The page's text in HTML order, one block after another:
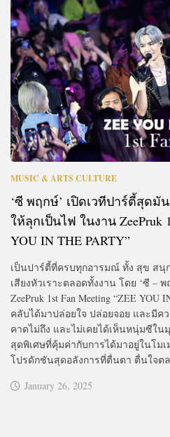
MUSIC & ARTS CULTURE
‘ซี พฤกษ์’ เปิดเวทีปาร์ตี้สุด
ให้ลุกเป็นไฟ ในงาน ZeePruk
YOU IN THE PARTY”
เป็นปาร์ตี้ที่ครบทุกอารมณ์ ทั้ง สุข สนุ
เสียงหัวเราะตลอดทั้งงาน โดย ‘ซี –
ZeePruk 1st Fan Meeting “ZEE
คลับได้มาปล่อยใจ ปล่อยจอย และมี
คาดไม่ถึง และไม่เคยได้เห็นหนุ่มซีใน
สุดพิเศษที่คุ้มค่ากับการได้มาอยู่ในโม
โปรดักชันสุดอลังการที่ตื่นตา ตื่นใจต
January 26, 2025